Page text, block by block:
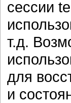
сессии
т.д.
для
и